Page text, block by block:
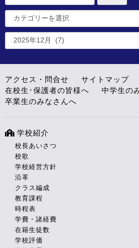
アクセス・問合せ
サイトマップ
在校生･保護者の皆様へ
中学生の
卒業生のみなさんへ
学校紹介
校長あいさつ
校歌
学校経営方針
沿革
クラス編成
教育課程
時程表
学費・諸経費
在籍生徒数
学校評価